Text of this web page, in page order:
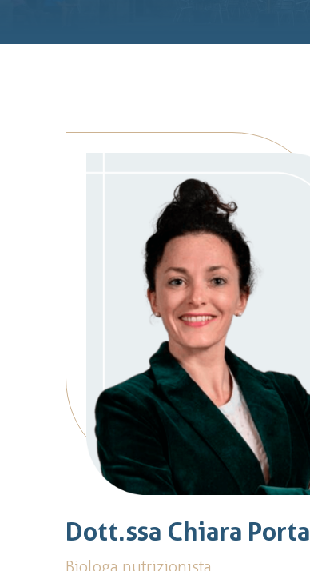
Dott.ssa Chiara Porta
Biologa nutrizionista